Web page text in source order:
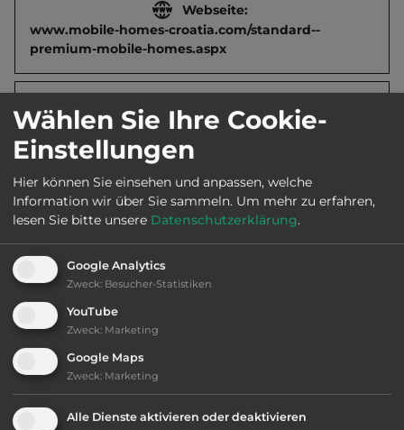
Webseite:
www.mobile-homes-croatia.com/standard--
premium-mobile-homes.aspx
Fläche:
Öffnungszeiten:
Telefon: 00385 1 6446770
Ausstattung
Klassifizierung: befriedigend
Wählen Sie Ihre Cookie-
Einstellungen
Hier können Sie einsehen und anpassen, welche
Information wir über Sie sammeln. Um mehr zu erfahren,
lesen Sie bitte unsere Datenschutzerklärung.
Google Analytics
Zweck: Besucher-Statistiken
YouTube
Zweck: Marketing
Google Maps
Zweck: Marketing
Alle Dienste aktivieren oder deaktivieren